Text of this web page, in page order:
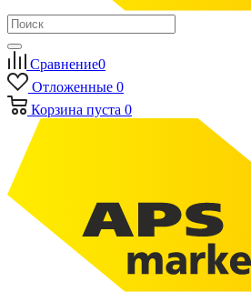
Сравнение0
Отложенные 0
Корзина пуста 0